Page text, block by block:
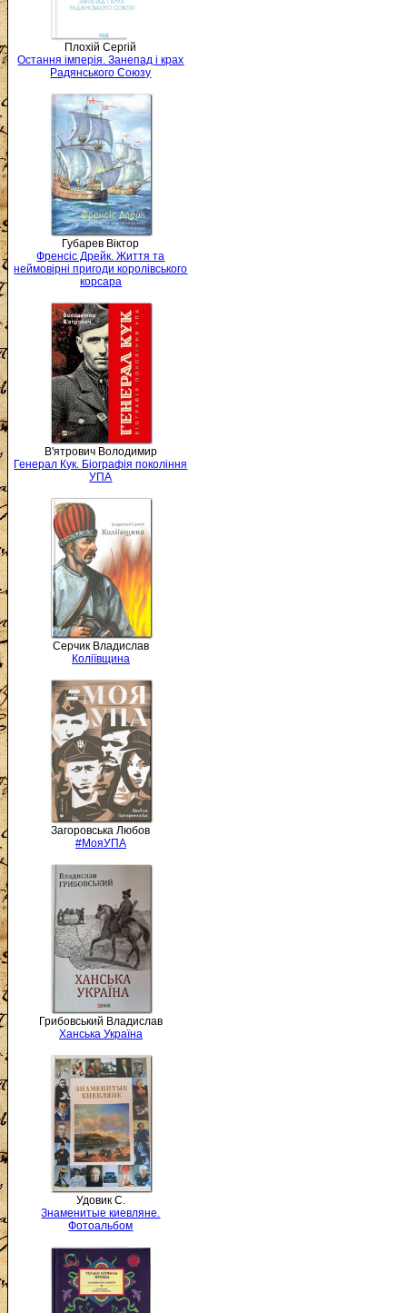
Плохій Сергій
Остання імперія. Занепад і крах
Радянського Союзу
Губарев Віктор
Френсіс Дрейк. Життя та
неймовірні пригоди королівського
корсара
В'ятрович Володимир
Генерал Кук. Біографія покоління
УПА
Серчик Владислав
Коліївщина
Загоровська Любов
#МояУПА
Грибовський Владислав
Ханська Україна
Удовик С.
Знаменитые киевляне.
Фотоальбом